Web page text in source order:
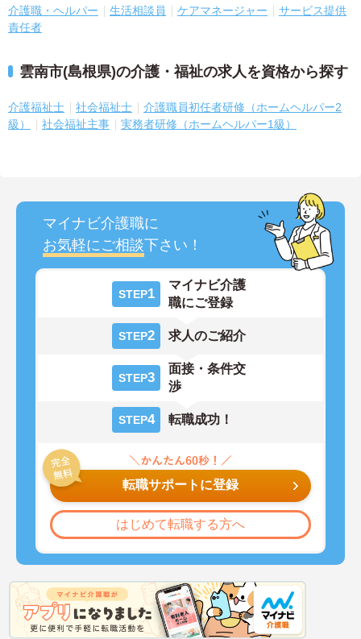
介護職・ヘルパー 生活相談員 ケアマネージャー
サービス提供
責任者
雲南市(島根県)の介護・福祉の求人を資格から探す
介護福祉士 社会福祉士
介護職員初任者研修（ホームヘルパー2
級）
社会福祉主事 実務者研修（ホームヘルパー1級）
マイナビ介護職に
お気軽にご相談下さい！
STEP1
マイナビ介護
職にご登録
STEP2 求人のご紹介
STEP3
面接・条件交
渉
STEP4 転職成功！
転職サポートに登録
はじめて転職する方へ